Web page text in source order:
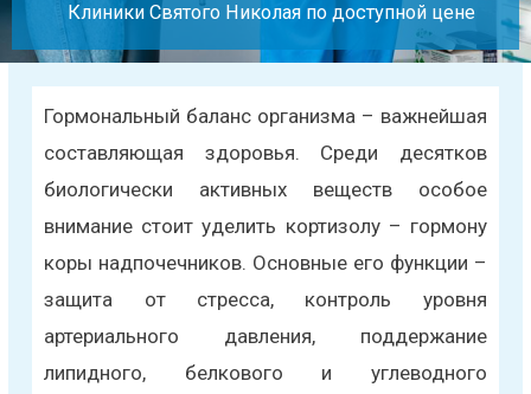
Клиники Святого Николая по доступной цене
Гормональный баланс организма – важнейшая
составляющая здоровья. Среди десятков
биологически активных веществ особое
внимание стоит уделить кортизолу – гормону
коры надпочечников. Основные его функции –
защита от стресса, контроль уровня
артериального давления, поддержание
липидного, белкового и углеводного